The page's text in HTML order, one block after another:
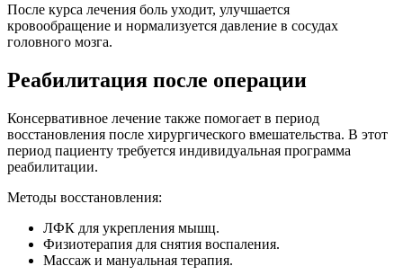
После курса лечения боль уходит, улучшается
кровообращение и нормализуется давление в сосудах
головного мозга.
Реабилитация после операции
Консервативное лечение также помогает в период
восстановления после хирургического вмешательства. В этот
период пациенту требуется индивидуальная программа
реабилитации.
Методы восстановления:
ЛФК для укрепления мышц.
Физиотерапия для снятия воспаления.
Массаж и мануальная терапия.